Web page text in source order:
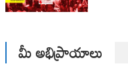
మీ అభిప్రాయాలు